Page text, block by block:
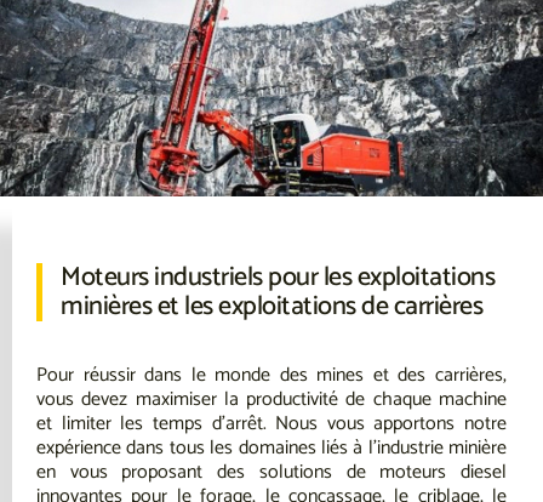
Moteurs industriels pour les exploitations
minières et les exploitations de carrières
Pour réussir dans le monde des mines et des carrières,
vous devez maximiser la productivité de chaque machine
et limiter les temps d’arrêt. Nous vous apportons notre
expérience dans tous les domaines liés à l’industrie minière
en vous proposant des solutions de moteurs diesel